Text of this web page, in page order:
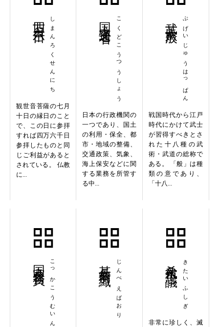
しまんろくせんにち
観世音菩薩の七月
十日の縁日のこと
で、この日に参拝
すれば四万六千日
参拝したものと同
じご利益があると
されている。 仏教
に...
こくどこうつうしょう
日本の行政機関の
一つであり、国土
の利用・保全、都
市・地域の整備、
交通政策、気象、
海上保安などに関
する業務を所管す
る中...
ぶげいじゅうはっぱん
戦国時代から江戸
時代にかけて武士
が習得すべきとさ
れた十八種の武
術・武道の総称で
ある。 「般」は種
類の意であり、
「十八...
こっかこうむいん
国家公務員 じんべえばおり きたいふしぎ
非常に珍しく、滅